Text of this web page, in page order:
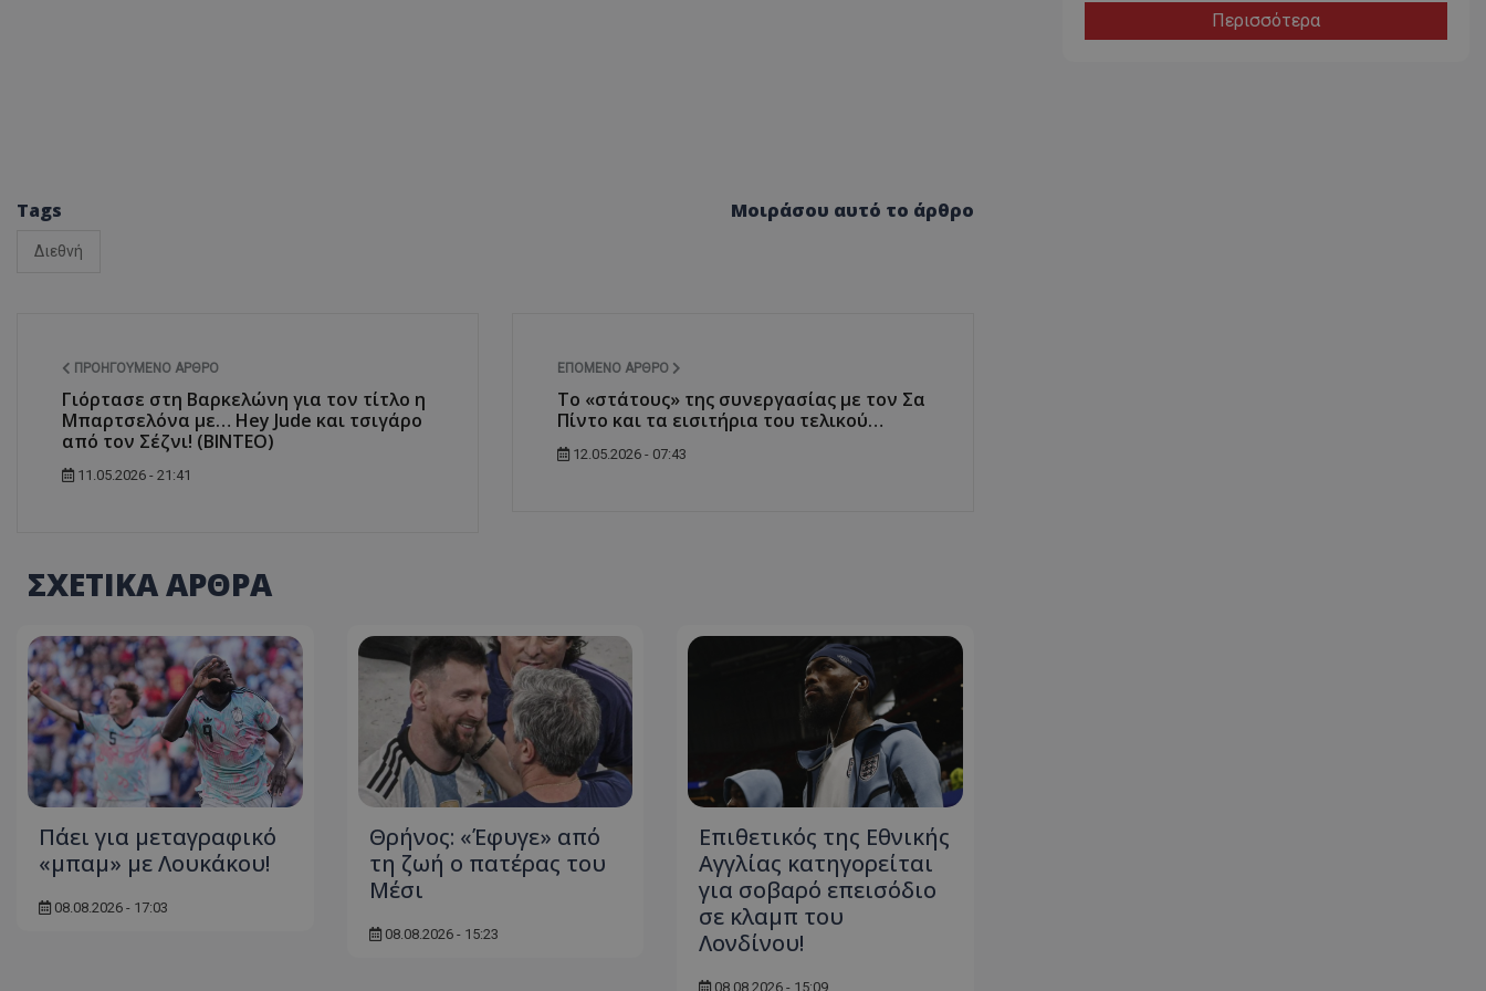
Tags
Διεθνή
Μοιράσου αυτό το άρθρο
ΠΡΟΗΓΟΎΜΕΝΟ ΆΡΘΡΟ
Γιόρτασε στη Βαρκελώνη για τον τίτλο η
Μπαρτσελόνα με… Hey Jude και τσιγάρο
από τον Σέζνι! (BINTEO)
11.05.2026 - 21:41
ΕΠΌΜΕΝΟ ΆΡΘΡΟ
Το «στάτους» της συνεργασίας με τον Σα
Πίντο και τα εισιτήρια του τελικού…
12.05.2026 - 07:43
ΣΧΕΤΙΚΑ ΑΡΘΡΑ
Πάει για μεταγραφικό
«μπαμ» με Λουκάκου!
08.08.2026 - 17:03
Θρήνος: «Έφυγε» από
τη ζωή ο πατέρας του
Μέσι
08.08.2026 - 15:23
Επιθετικός της Εθνικής
Αγγλίας κατηγορείται
για σοβαρό επεισόδιο
σε κλαμπ του
Λονδίνου!
08.08.2026 - 15:09
Περισσότερα